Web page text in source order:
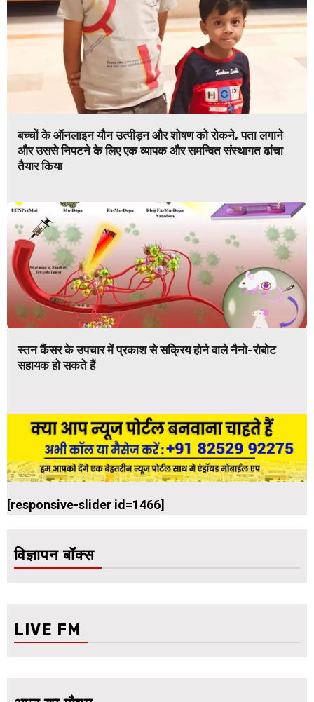
बच्चों के ऑनलाइन यौन उत्पीड़न और शोषण को रोकने, पता लगाने
और उससे निपटने के लिए एक व्यापक और समन्वित संस्थागत ढांचा
तैयार किया
स्तन कैंसर के उपचार में प्रकाश से सक्रिय होने वाले नैनो-रोबोट
सहायक हो सकते हैं
[responsive-slider id=1466]
विज्ञापन बॉक्स
LIVE FM